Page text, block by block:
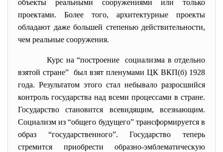
объекты реальными сооружениями или только
проектами. Более того, архитектурные проекты
обладают даже большей степенью действительности,
чем реальные сооружения.
Курс на “построение социализма в отдельно
взятой стране” был взят пленумами ЦК ВКП(б) 1928
года. Результатом этого стал небывало разросшийся
контроль государства над всеми процессами в стране.
Государство становится всевидящим, всезнающим.
Социализм из “общего будущего” трансформируется в
образ “государственного”. Государство теперь
стремится приобрести образно-эмблематическую